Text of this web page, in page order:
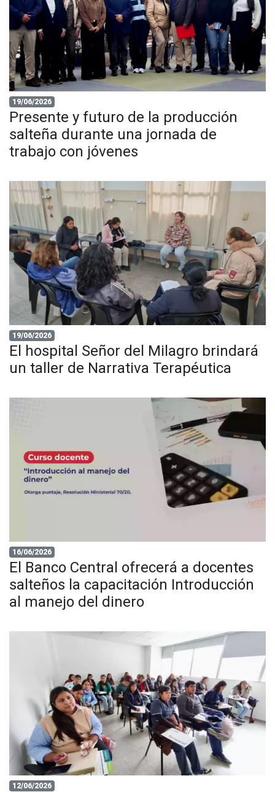
19/06/2026
Presente y futuro de la producción
salteña durante una jornada de
trabajo con jóvenes
19/06/2026
El hospital Señor del Milagro brindará
un taller de Narrativa Terapéutica
16/06/2026
El Banco Central ofrecerá a docentes
salteños la capacitación Introducción
al manejo del dinero
12/06/2026